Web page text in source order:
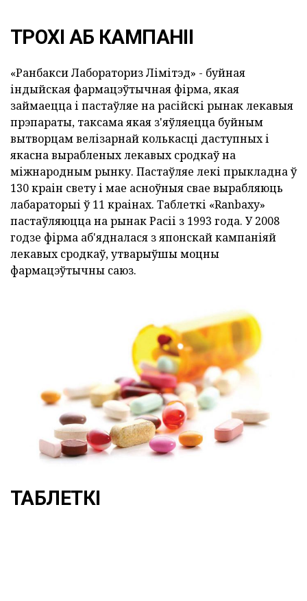
ТРОХІ АБ КАМПАНІІ
«Ранбакси Лабораториз Лімітэд» - буйная
індыйская фармацэўтычная фірма, якая
займаецца і пастаўляе на расійскі рынак лекавыя
прэпараты, таксама якая з'яўляецца буйным
вытворцам велізарнай колькасці даступных і
якасна вырабленых лекавых сродкаў на
міжнародным рынку. Пастаўляе лекі прыкладна ў
130 краін свету і мае асноўныя свае вырабляюць
лабараторыі ў 11 краінах. Таблеткі «Ranbaxy»
пастаўляюцца на рынак Расіі з 1993 года. У 2008
годзе фірма аб'ядналася з японскай кампаніяй
лекавых сродкаў, утварыўшы моцны
фармацэўтычны саюз.
ТАБЛЕТКІ